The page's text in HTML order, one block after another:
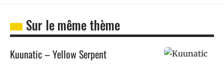
Sur le même thème
Kuunatic – Yellow Serpent